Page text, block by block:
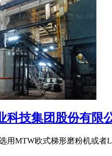
科技集团股份有限
用MTW欧式梯形磨粉机或